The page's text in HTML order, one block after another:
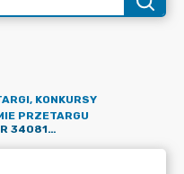
KONKURSY
PRZETARGU
PRZEBUDOWA DROGI GMINNEJ NR 340811W (UL. R. TRAUGUTTA) WRAZ ZE SKRZYŻOWANIEM Z DROGĄ GMINNĄ NR 340475W (UL. 17 SIERPNIA) W PUŁTUSKU